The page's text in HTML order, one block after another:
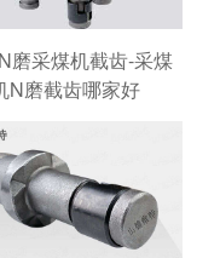
磨采煤机截齿-采煤
N磨截齿哪家好